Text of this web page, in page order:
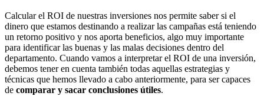
Calcular el ROI de nuestras inversiones nos permite saber si el
dinero que estamos destinando a realizar las campañas está teniendo
un retorno positivo y nos aporta beneficios, algo muy importante
para identificar las buenas y las malas decisiones dentro del
departamento. Cuando vamos a interpretar el ROI de una inversión,
debemos tener en cuenta también todas aquellas estrategias y
técnicas que hemos llevado a cabo anteriormente, para ser capaces
de comparar y sacar conclusiones útiles.